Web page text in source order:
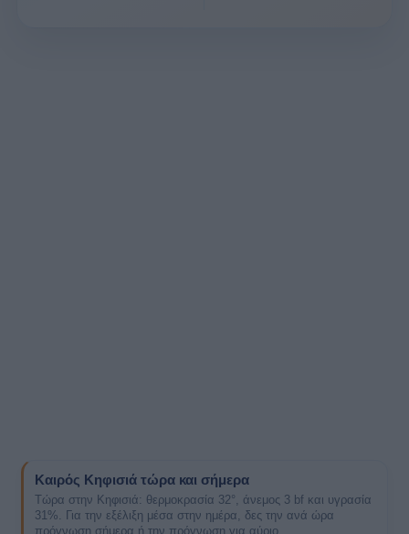
Καιρός Κηφισιά τώρα και σήμερα
Τώρα στην Κηφισιά: θερμοκρασία 32°, άνεμος 3 bf και υγρασία
31%. Για την εξέλιξη μέσα στην ημέρα, δες την ανά ώρα
πρόγνωση σήμερα ή την πρόγνωση για αύριο.